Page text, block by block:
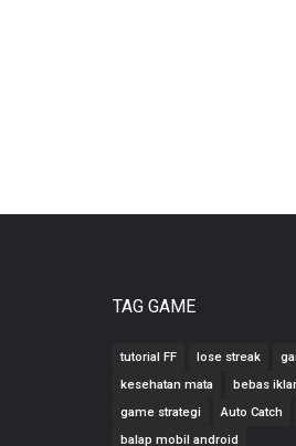
TAG GAME
tutorial FF lose streak
kesehatan mata
bebas
game strategi
Auto Catch
balap mobil android